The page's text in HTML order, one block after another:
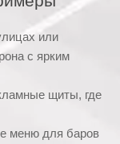
или
с ярким
щиты, где
меню для баров